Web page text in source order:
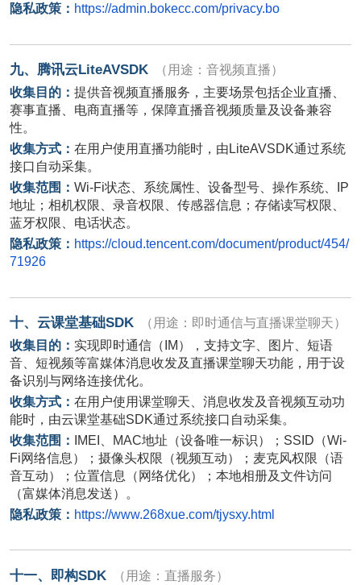
隐私政策： https://admin.bokecc.com/privacy.bo
九、腾讯云LiteAVSDK
（用途：音视频直播）
收集目的： 提供音视频直播服务，主要场景包括企业直播、
赛事直播、电商直播等，保障直播音视频质量及设备兼容
性。
收集方式： 在用户使用直播功能时，由 LiteAVSDK通过系统
接口自动采集。
收集范围： Wi-Fi状态、系统属性、设备型号、操作系统、
IP
地址；相机权限、录音权限、传感器信息；存储读写权限、
蓝牙权限、电话状态。
隐私政策： https://cloud.tencent.com/document/product/454/
71926
十、云课堂基础SDK
（用途：即时通信与直播课堂聊天）
收集目的： 实现即时通信（ IM ），支持文字、图片、短语
音、短视频等富媒体消息收发及直播课堂聊天功能，用于设
备识别与网络连接优化。
收集方式： 在用户使用课堂聊天、消息收发及音视频互动功
能时，由云课堂基础SDK通过系统接口自动采集。
收集范围：
IMEI MAC地址（设备唯一标识）； SSID （Wi-
Fi网络信息）；摄像头权限（视频互动）；麦克风权限（语
音互动）；位置信息（网络优化）；本地相册及文件访问
（富媒体消息发送）。
隐私政策： https://www.268xue.com/tjysxy.html
十一、即构SDK
（用途：直播服务）